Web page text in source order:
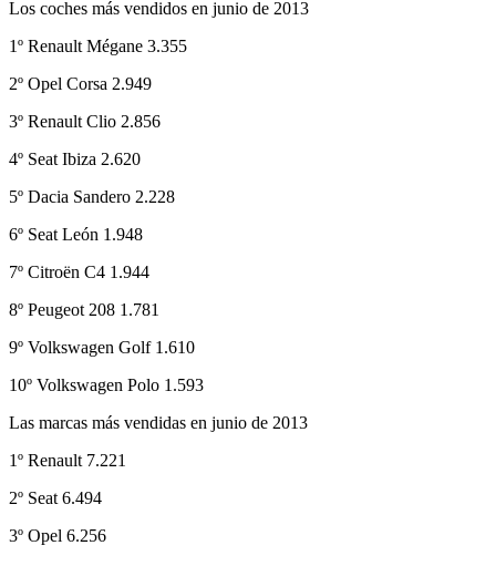
Los coches más vendidos en junio de 2013
1º Renault Mégane 3.355
2º Opel Corsa 2.949
3º Renault Clio 2.856
4º Seat Ibiza 2.620
5º Dacia Sandero 2.228
6º Seat León 1.948
7º Citroën C4 1.944
8º Peugeot 208 1.781
9º Volkswagen Golf 1.610
10º Volkswagen Polo 1.593
Las marcas más vendidas en junio de 2013
1º Renault 7.221
2º Seat 6.494
3º Opel 6.256